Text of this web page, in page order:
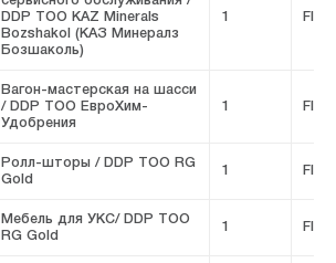
DDP ТОО KAZ Minerals
Bozshakol (КАЗ Минералз
Бозшаколь)
1 FIVE
Вагон-мастерская на шасси
/ DDP ТОО ЕвроХим-
Удобрения
1 FIVE
Ролл-шторы / DDP ТОО RG
Gold
1 FIVE
Мебель для УКС/ DDP ТОО
RG Gold
1 FIVE